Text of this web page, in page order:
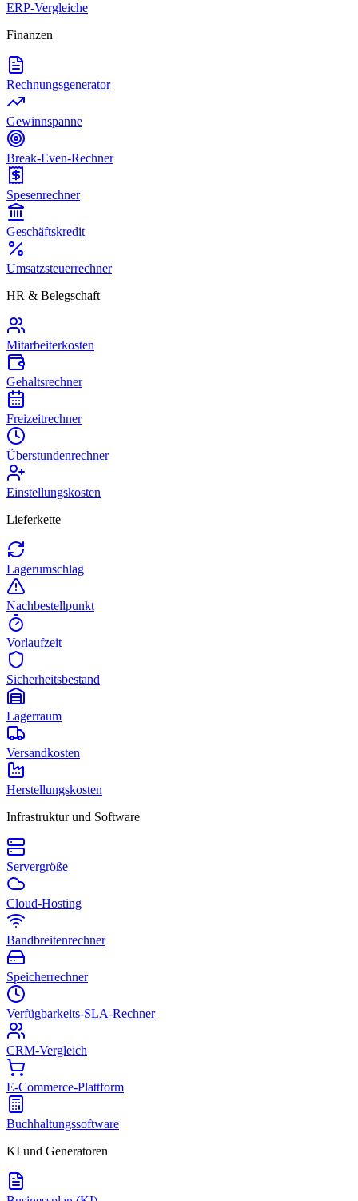
ERP-Vergleiche
Finanzen
Rechnungsgenerator
Gewinnspanne
Break-Even-Rechner
Spesenrechner
Geschäftskredit
Umsatzsteuerrechner
HR & Belegschaft
Mitarbeiterkosten
Gehaltsrechner
Freizeitrechner
Überstundenrechner
Einstellungskosten
Lieferkette
Lagerumschlag
Nachbestellpunkt
Vorlaufzeit
Sicherheitsbestand
Lagerraum
Versandkosten
Herstellungskosten
Infrastruktur und Software
Servergröße
Cloud-Hosting
Bandbreitenrechner
Speicherrechner
Verfügbarkeits-SLA-Rechner
CRM-Vergleich
E-Commerce-Plattform
Buchhaltungssoftware
KI und Generatoren